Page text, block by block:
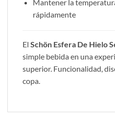
Mantener la
rápidamente
El Schön Esfera De Hielo
simple bebida en una
superior. Funcionalidad,
copa.